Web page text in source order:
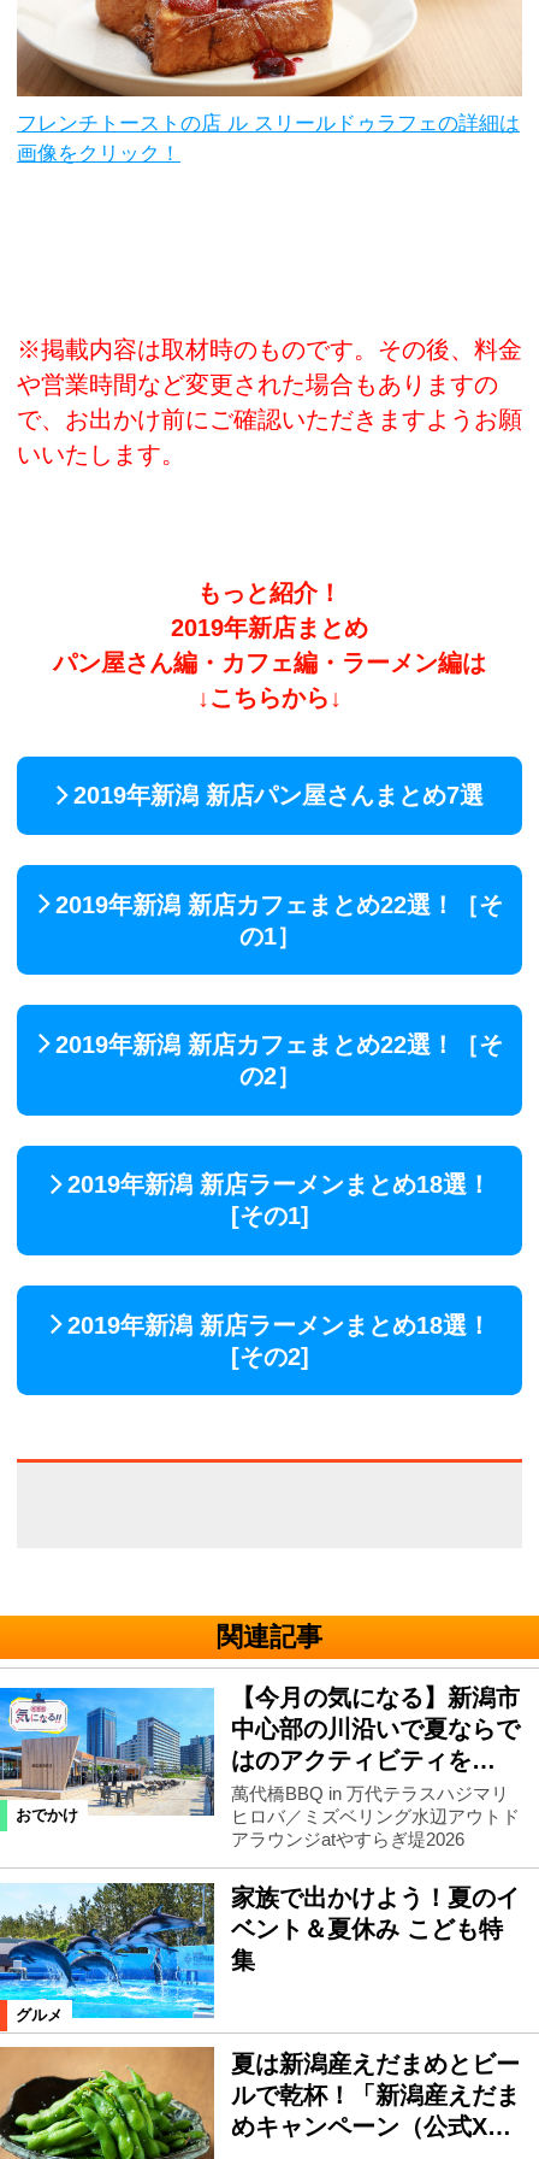
フレンチトーストの店 ル スリールドゥラフェの詳細は
画像をクリック！
※掲載内容は取材時のものです。その後、料金
や営業時間など変更された場合もありますの
で、お出かけ前にご確認いただきますようお願
いいたします。
もっと紹介！
2019年新店まとめ
パン屋さん編・カフェ編・ラーメン編は
↓こちらから↓
2019年新潟 新店パン屋さんまとめ7選
2019年新潟 新店カフェまとめ22選！［そ
の1］
2019年新潟 新店カフェまとめ22選！［そ
の2］
2019年新潟 新店ラーメンまとめ18選！
[その1]
2019年新潟 新店ラーメンまとめ18選！
[その2]
関連記事
おでかけ
【今月の気になる】新潟市
中心部の川沿いで夏ならで
はのアクティビティを…
萬代橋BBQ in 万代テラスハジマリ
ヒロバ／ミズベリング水辺アウトド
アラウンジatやすらぎ堤2026
グルメ
家族で出かけよう！夏のイ
ベント＆夏休み こども特
集
夏は新潟産えだまめとビー
ルで乾杯！「新潟産えだま
めキャンペーン（公式X…